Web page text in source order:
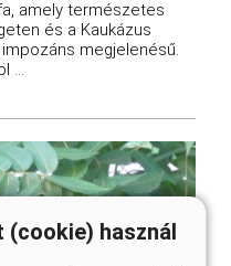
amely természetes
és a Kaukázus
megjelenésű.
...
(cookie) használ